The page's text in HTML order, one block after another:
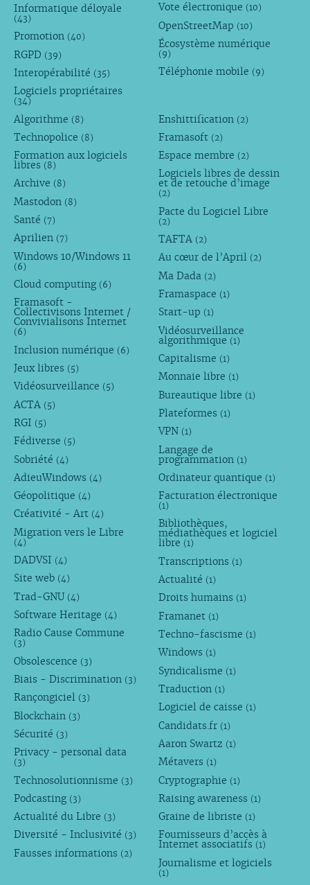
Informatique déloyale
(43)
Promotion (40)
RGPD (39)
Interopérabilité (35)
Logiciels propriétaires
(34)
Vote électronique (10)
OpenStreetMap (10)
Écosystème numérique
(9)
Téléphonie mobile (9)
Algorithme (8)
Technopolice (8)
Formation aux logiciels
libres (8)
Archive (8)
Mastodon (8)
Santé (7)
Aprilien (7)
Windows 10/Windows 11
(6)
Cloud computing (6)
Framasoft -
Collectivisons Internet /
Convivialisons Internet
(6)
Inclusion numérique (6)
Jeux libres (5)
Vidéosurveillance (5)
ACTA (5)
RGI (5)
Fédiverse (5)
Sobriété (4)
AdieuWindows (4)
Géopolitique (4)
Créativité - Art (4)
Migration vers le Libre
(4)
DADVSI (4)
Site web (4)
Trad-GNU (4)
Software Heritage (4)
Radio Cause Commune
(3)
Obsolescence (3)
Biais - Discrimination (3)
Rançongiciel (3)
Blockchain (3)
Sécurité (3)
Privacy - personal data
(3)
Technosolutionnisme (3)
Podcasting (3)
Actualité du Libre (3)
Diversité - Inclusivité (3)
Fausses informations (2)
Enshittification (2)
Framasoft (2)
Espace membre (2)
Logiciels libres de dessin
et de retouche d’image
(2)
Pacte du Logiciel Libre
(2)
TAFTA (2)
Au cœur de l’April (2)
Ma Dada (2)
Framaspace (1)
Start-up (1)
Vidéosurveillance
algorithmique (1)
Capitalisme (1)
Monnaie libre (1)
Bureautique libre (1)
Plateformes (1)
VPN (1)
Langage de
programmation (1)
Ordinateur quantique (1)
Facturation électronique
(1)
Bibliothèques,
médiathèques et logiciel
libre (1)
Transcriptions (1)
Actualité (1)
Droits humains (1)
Framanet (1)
Techno-fascisme (1)
Windows (1)
Syndicalisme (1)
Traduction (1)
Logiciel de caisse (1)
Candidats.fr (1)
Aaron Swartz (1)
Métavers (1)
Cryptographie (1)
Raising awareness (1)
Graine de libriste (1)
Fournisseurs d’accès à
Internet associatifs (1)
Journalisme et logiciels
(1)